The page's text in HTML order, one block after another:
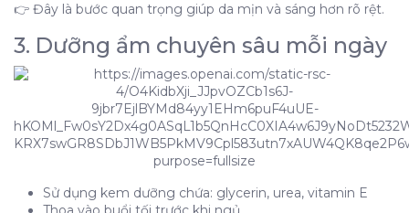
👉 Đây là bước quan trọng giúp da mịn và sáng hơn rõ rệt.
3. Dưỡng ẩm chuyên sâu mỗi ngày
Sử dụng kem dưỡng chứa: glycerin, urea, vitamin E